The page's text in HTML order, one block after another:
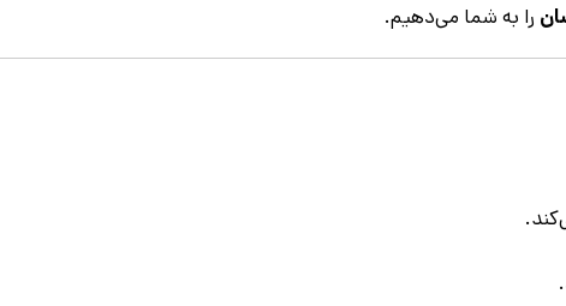
را به شما می‌دهیم.